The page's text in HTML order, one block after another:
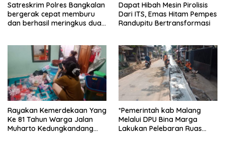
Satreskrim Polres Bangkalan
bergerak cepat memburu
dan berhasil meringkus dua
Sidoarjo dan HP (25) warga
Tulungagung.
Dapat Hibah Mesin Pirolisis
Dari ITS, Emas Hitam Pempes
Randupitu Bertransformasi
Rayakan Kemerdekaan Yang
Ke 81 Tahun Warga Jalan
Muharto Kedungkandang
*Pemerintah kab Malang
Melalui DPU Bina Marga
Lakukan Pelebaran Ruas